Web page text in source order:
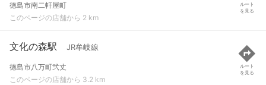
徳島市南二軒屋町
このページの店舗から 2 km
ルート
を見る
文化の森駅 JR牟岐線
徳島市八万町弐丈
このページの店舗から 3.2 km
ルート
を見る